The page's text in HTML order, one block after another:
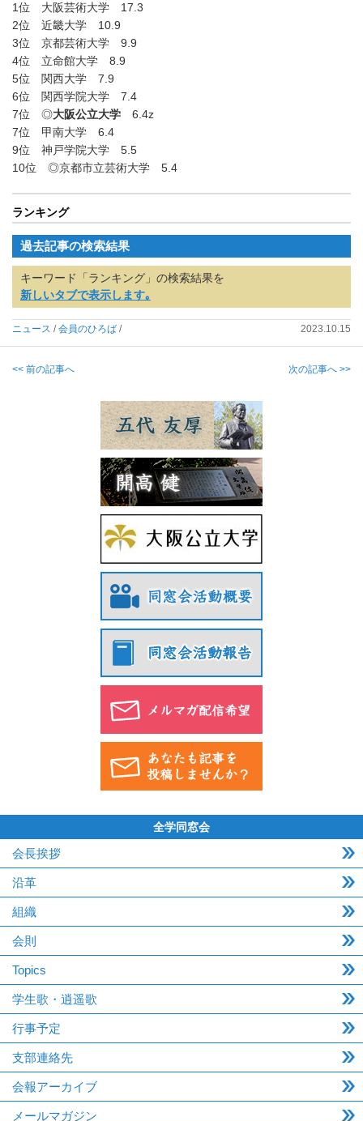
1位 大阪芸術大学 17.3
2位 近畿大学 10.9
3位 京都芸術大学 9.9
4位 立命館大学 8.9
5位 関西大学 7.9
6位 関西学院大学 7.4
7位 ◎大阪公立大学 6.4z
7位 甲南大学 6.4
9位 神戸学院大学 5.5
10位 ◎京都市立芸術大学 5.4
ランキング
過去記事の検索結果
キーワード「ランキング」の検索結果を
新しいタブで表示します｡
ニュース /会員のひろば / 2023.10.15
<< 前の記事へ 次の記事へ >>
全学同窓会
会長挨拶
沿革
組織
会則
Topics
学生歌・逍遥歌
行事予定
支部連絡先
会報アーカイブ
メールマガジン